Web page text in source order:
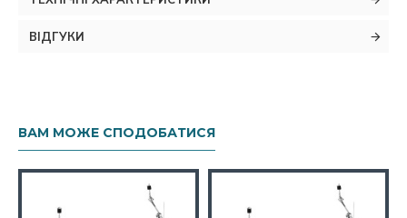
ВІДГУКИ
ВАМ МОЖЕ СПОДОБАТИСЯ